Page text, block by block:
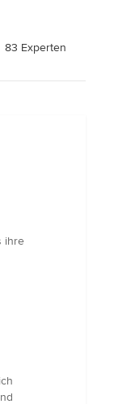
83 Experten
ihre